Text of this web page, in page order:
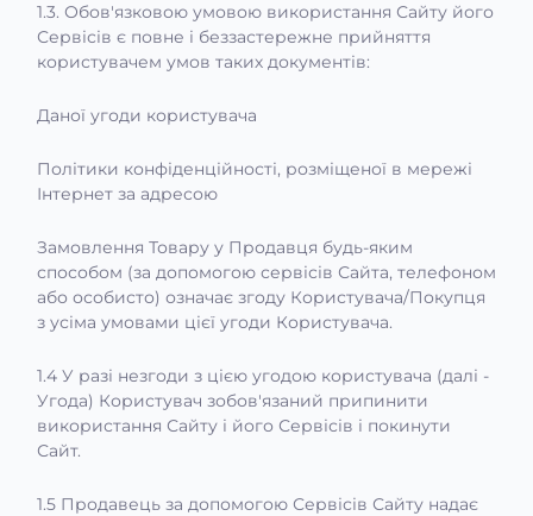
1.3. Обов'язковою умовою використання Сайту його
Сервісів є повне і беззастережне прийняття
користувачем умов таких документів:
Даної угоди користувача
Політики конфіденційності, розміщеної в мережі
Інтернет за адресою
Замовлення Товару у Продавця будь-яким
способом (за допомогою сервісів Сайта, телефоном
або особисто) означає згоду Користувача/Покупця
з усіма умовами цієї угоди Користувача.
1.4 У разі незгоди з цією угодою користувача (далі -
Угода) Користувач зобов'язаний припинити
використання Сайту і його Сервісів і покинути
Сайт.
1.5 Продавець за допомогою Сервісів Сайту надає